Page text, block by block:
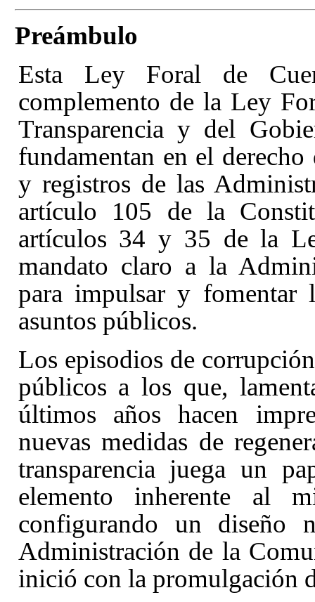
Preámbulo
Esta Ley Foral de
complemento de la Ley
Transparencia y del
fundamentan en el
y registros de las
artículo 105 de la
artículos 34 y 35 de la
mandato claro a la
para impulsar y fomentar
asuntos públicos.
Los episodios de
públicos a los que,
últimos años hacen
nuevas medidas de
transparencia juega un
elemento inherente al
configurando un diseño
Administración de la
inició con la promulgación